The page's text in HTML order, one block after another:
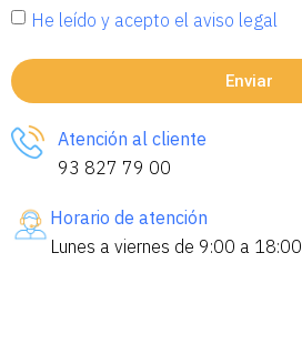
He leído y acepto el aviso legal
Enviar
Atención al cliente
93 827 79 00
Horario de atención
Lunes a viernes de 9:00 a 18:00